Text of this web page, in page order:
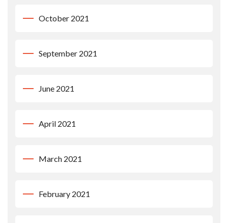
October 2021
September 2021
June 2021
April 2021
March 2021
February 2021